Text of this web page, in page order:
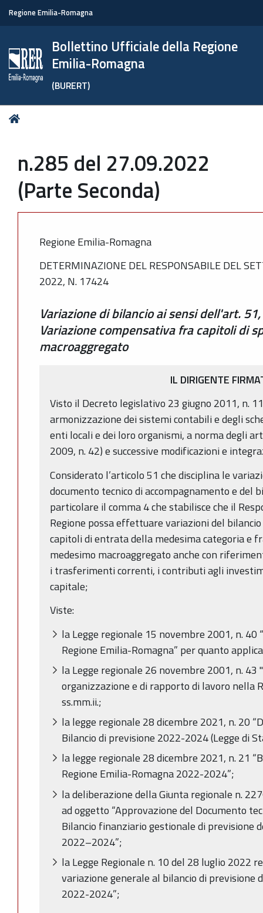
Regione Emilia-Romagna
Bollettino Ufficiale della Regione
Emilia-Romagna
(BURERT)
Tu
n.285 del 27.09.2022
(Parte Seconda)
Regione Emilia-Romagna
DETERMINAZIONE DEL RESPONSABILE DEL
2022, N. 17424
Variazione di bilancio ai sensi dell'art.
Variazione compensativa fra capitoli di
macroaggregato
IL DIRIGENTE
Visto il Decreto legislativo 23 giugno 2011, n.
armonizzazione dei sistemi contabili e degli
enti locali e dei loro organismi, a norma degli
2009, n. 42) e successive modificazioni e
Considerato l’articolo 51 che disciplina le
documento tecnico di accompagnamento e del
particolare il comma 4 che stabilisce che il
Regione possa effettuare variazioni del
capitoli di entrata della medesima categoria e
medesimo macroaggregato anche con
i trasferimenti correnti, i contributi agli
capitale;
Viste:
la Legge regionale 15 novembre 2001, n.
Regione Emilia-Romagna” per quanto
la Legge regionale 26 novembre 2001, n. 43
organizzazione e di rapporto di lavoro nella
ss.mm.ii.;
la legge regionale 28 dicembre 2021, n. 20
Bilancio di previsione 2022-2024 (Legge di
la legge regionale 28 dicembre 2021, n. 21
Regione Emilia-Romagna 2022-2024”;
la deliberazione della Giunta regionale n.
ad oggetto “Approvazione del Documento
Bilancio finanziario gestionale di previsione
2022–2024”;
la Legge Regionale n. 10 del 28 luglio 2022
variazione generale al bilancio di previsione
2022-2024”;